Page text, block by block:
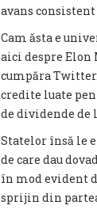
avans
Cam ăsta e
aici despre
cumpăra
credite luate
de dividende de
Statelor însă le
de care dau
în mod evident
sprijin din